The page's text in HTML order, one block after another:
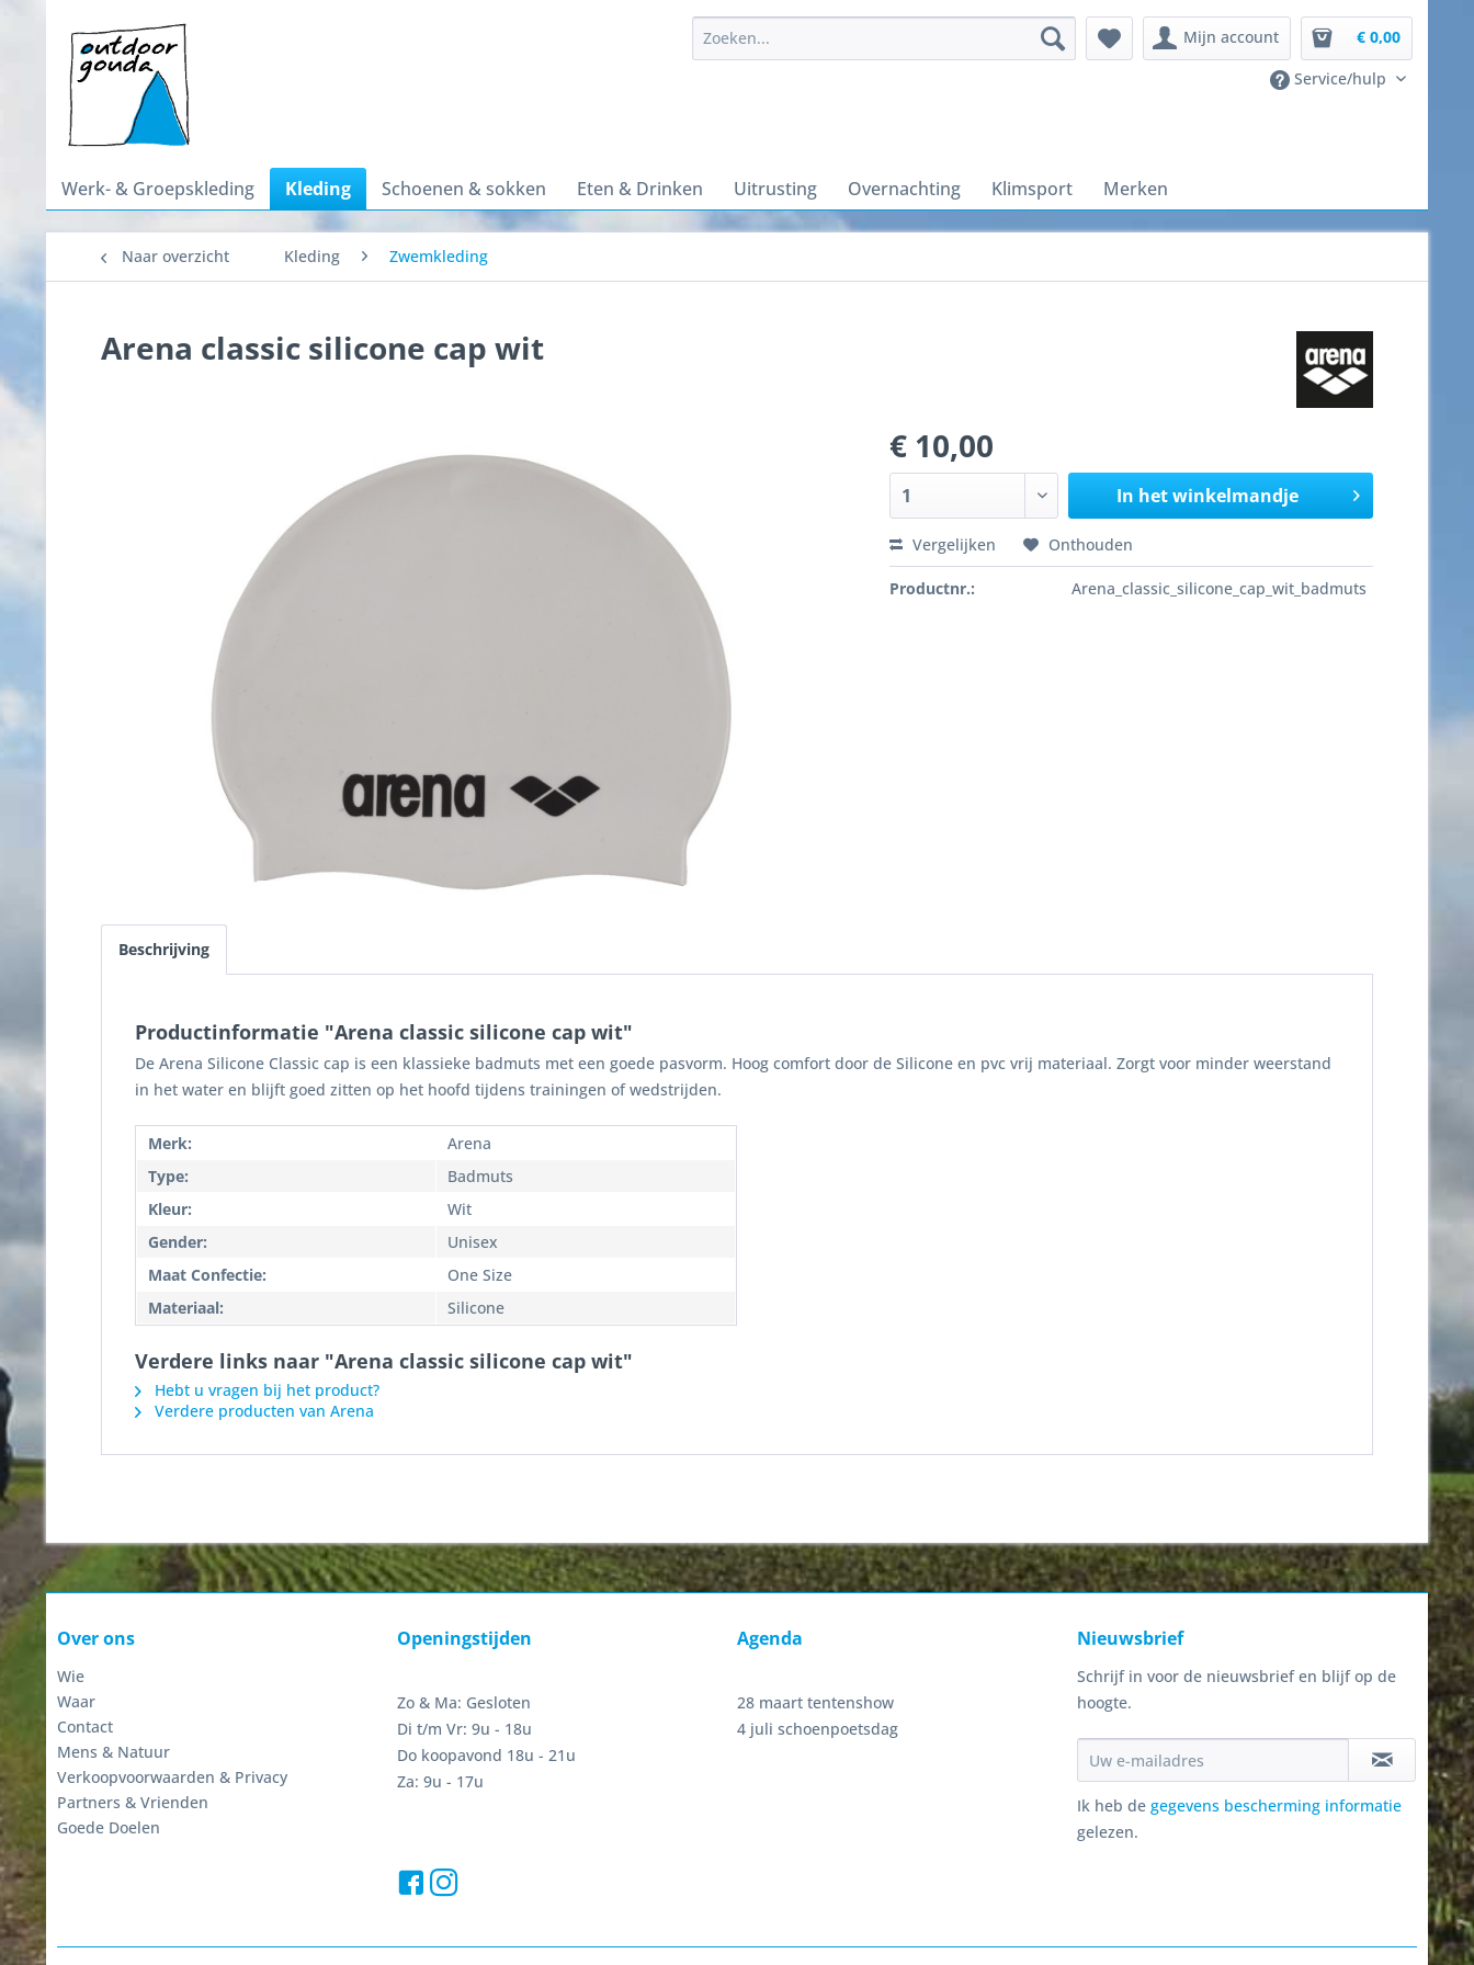
Mijn account
€ 0,00
Service/hulp
Werk- & Groepskleding Kleding Schoenen & sokken Eten & Drinken Uitrusting Overnachting Klimsport Merken
Naar overzicht Kleding Zwemkleding
Arena classic silicone cap wit
€ 10,00
In het winkelmandje
Vergelijken Onthouden
Productnr.: Arena_classic_silicone_cap_wit_badmuts
Beschrijving
Productinformatie "Arena classic silicone cap wit"
De Arena Silicone Classic cap is een klassieke badmuts met een goede pasvorm. Hoog comfort door de Silicone en pvc vrij materiaal. Zorgt voor minder weerstand
in het water en blijft goed zitten op het hoofd tijdens trainingen of wedstrijden.
Merk:
Arena
Type:
Badmuts
Kleur:
Wit
Gender:
Unisex
Maat Confectie:
One Size
Materiaal:
Silicone
Verdere links naar "Arena classic silicone cap wit"
Hebt u vragen bij het product?
Verdere producten van Arena
Over ons
Wie
Waar
Contact
Mens & Natuur
Verkoopvoorwaarden & Privacy
Partners & Vrienden
Goede Doelen
Openingstijden
Zo & Ma: Gesloten
Di t/m Vr: 9u - 18u
Do koopavond 18u - 21u
Za: 9u - 17u
Agenda
28 maart tentenshow
4 juli schoenpoetsdag
Nieuwsbrief
Schrijf in voor de nieuwsbrief en blijf op de
hoogte.
Ik heb de gegevens bescherming informatie
gelezen.